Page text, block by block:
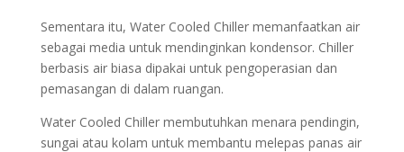
Sementara itu, Water Cooled Chiller memanfaatkan air
sebagai media untuk mendinginkan kondensor. Chiller
berbasis air biasa dipakai untuk pengoperasian dan
pemasangan di dalam ruangan.
Water Cooled Chiller membutuhkan menara pendingin,
sungai atau kolam untuk membantu melepas panas air